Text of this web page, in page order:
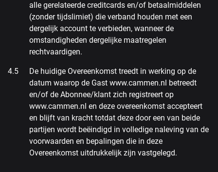
alle gerelateerde creditcards en/of betaalmiddelen
(zonder tijdslimiet) die verband houden met een
dergelijk account te verbieden, wanneer de
omstandigheden dergelijke maatregelen
rechtvaardigen.
De huidige Overeenkomst treedt in werking op de
datum waarop de Gast www.cammen.nl betreedt
en/of de Abonnee/klant zich registreert op
www.cammen.nl en deze overeenkomst accepteert
en blijft van kracht totdat deze door een van beide
partijen wordt beëindigd in volledige naleving van de
voorwaarden en bepalingen die in deze
Overeenkomst uitdrukkelijk zijn vastgelegd.